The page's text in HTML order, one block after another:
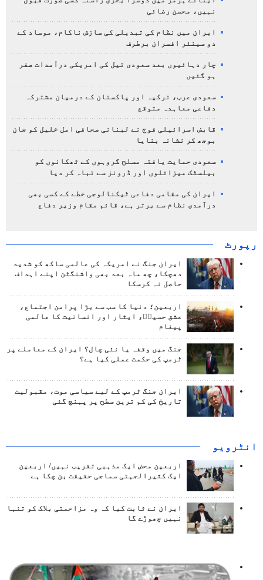
نہیں، محسن رضائی
ایران میں نظام کی تبدیلی کی سازش ناکام، موساد کے
دو سینئر افسران برطرف
چار دہائیوں بعد سعودی تیل کی امریکی درآمدات صفر
ہو گئیں
سعودی عرب، ترکیہ اور پاکستان کے درمیان مشترکہ
دفاعی معاہدہ متوقع
قابض اسرائیلی فوج نے لبنانی صحافی امل خلیل کو جان
بوجھ کر نشانہ بنایا
سعودی حمایت یافتہ مسلح گروہوں کے ٹھکانوں کو
بیلسٹک میزائلوں اور ڈرونز سے تباہ کر دیا
ایران کی مقامی دفاعی ٹیکنالوجی خطے کے کسی بھی
درآمدی نظام سے برتر ہے، قائم مقام وزیر دفاع
رپورٹ
ایران جنگ نے امریکہ کی عالمی ساکھ کو شدید
دھچکا، چھ ماہ بعد بھی واشنگٹن اپنے اہداف
حاصل نہ کرسکا
اربعین؛ دنیا کا سب سے بڑا پرامن اجتماع،
عشق حسینؑ، ایثار اور انسانیت کا عالمی
پیغام
جنگ میں وقفہ یا نئی چال؟ ایران کے معاملے پر
ٹرمپ کی حکمت عملی کیا ہے؟
ایران جنگ ٹرمپ کے لیے سیاسی موت، مقبولیت
تاریخ کی کم ترین سطح پر پہنچ گئی
انٹرويو
اربعین محض ایک مذہبی تقریب نہیں/ اربعین
ایک کثیرالجہتی سماجی حقیقت بن چکا ہے
ایران نے ثابت کیا کہ وہ مزاحمتی بلاک کو تنہا
نہیں چھوڑے گا